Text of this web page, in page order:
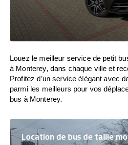
Louez le meilleur service de petit
à Monterey, dans chaque ville et
Profitez d’un service élégant avec
parmi les meilleurs pour vos
bus à Monterey.
Location de bus de taille